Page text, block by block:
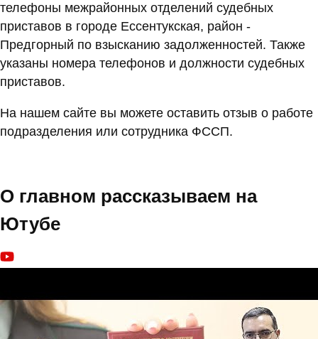
телефоны межрайонных отделений судебных
приставов в городе Ессентукская, район -
Предгорный по взысканию задолженностей. Также
указаны номера телефонов и должности судебных
приставов.
На нашем сайте вы можете оставить отзыв о работе
подразделения или сотрудника ФССП.
О главном рассказываем на
Ютубе